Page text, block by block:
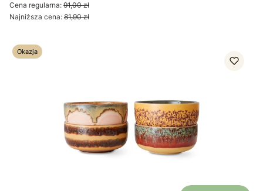
Cena regularna: 91,00 zł
Najniższa cena: 81,90 zł
Okazja